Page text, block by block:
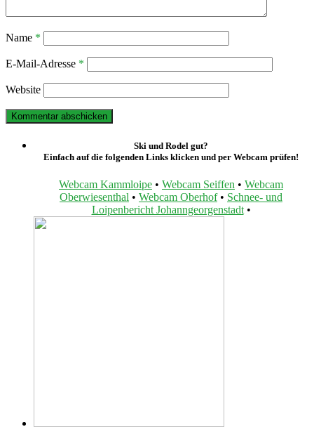
Name *
E-Mail-Adresse *
Website
Ski und Rodel gut?
Einfach auf die folgenden Links klicken und per Webcam prüfen!
Webcam Kammloipe • Webcam Seiffen • Webcam
Oberwiesenthal • Webcam Oberhof• Schnee- und
Loipenbericht Johanngeorgenstadt•